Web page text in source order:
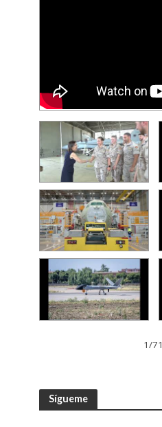
1/71
Sígueme